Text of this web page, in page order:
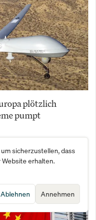
plötzlich
pumpt
sicherzustellen, dass
erhalten.
Annehmen
Ablehnen